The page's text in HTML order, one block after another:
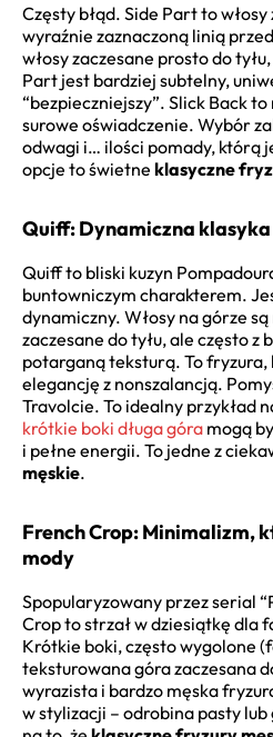
Częsty błąd. Side Part to włosy
wyraźnie zaznaczoną linią
włosy zaczesane prosto do
Part jest bardziej subtelny,
“bezpieczniejszy”. Slick Back
surowe oświadczenie. Wybór
odwagi i… ilości pomady, którą
opcje to świetne klasyczne
Quiff: Dynamiczna klasyka
Quiff to bliski kuzyn
buntowniczym charakterem.
dynamiczny. Włosy na górze
zaczesane do tyłu, ale często z
potarganą teksturą. To fryzura,
elegancję z nonszalancją.
Travolcie. To idealny przykład
krótkie boki długa góra mogą
i pełne energii. To jedne z
męskie.
French Crop: Minimalizm,
mody
Spopularyzowany przez serial
Crop to strzał w dziesiątkę dla
Krótkie boki, często wygolone
teksturowana góra zaczesana
wyrazista i bardzo męska
w stylizacji – odrobina pasty